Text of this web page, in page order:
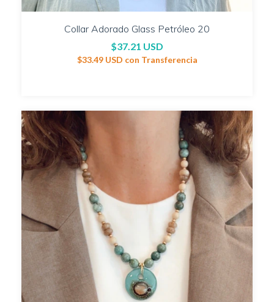
Collar Adorado Glass Petróleo 20
$37.21 USD
$33.49 USD con Transferencia